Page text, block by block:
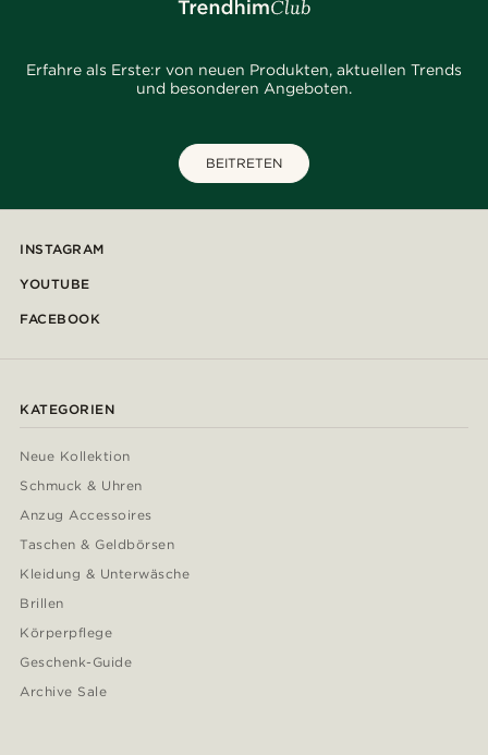
Erfahre als Erste:r von neuen Produkten, aktuellen Trends
und besonderen Angeboten.
BEITRETEN
INSTAGRAM
YOUTUBE
FACEBOOK
KATEGORIEN
Neue Kollektion
Schmuck & Uhren
Anzug Accessoires
Taschen & Geldbörsen
Kleidung & Unterwäsche
Brillen
Körperpflege
Geschenk-Guide
Archive Sale